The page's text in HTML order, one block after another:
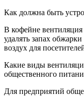
Как должна быть
В кофейне
удалять запах
воздух для
Какие виды
общественного
Для предприятий